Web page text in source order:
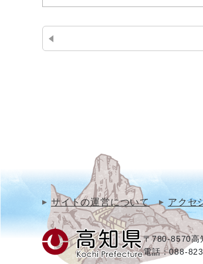
サイトの運営について アクセ
〒780-8570高
電話：088-